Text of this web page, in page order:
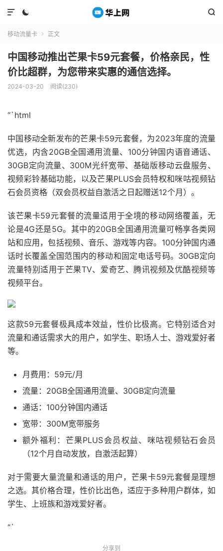
 

移动流量卡  正文
中国移动推出芒果卡59元套餐，价格亲民，性
价比超群，为您带来实惠的通信选择。
2024-03-20 阅读(230)
“`html
中国移动全新发布的芒果卡59元套餐，为2023年度的流量
优选，内含20GB全国通用流量、100分钟国内语音通话、
30GB定向流量、300M光纤宽带、基础版移动云盘服务、
视频彩铃基础功能，以及芒果PLUS会员特权和咪咕视频钻
石会员资格（双会员权益自激活之日起赠送12个月）。
该芒果卡59元套餐的流量适用于全境的移动网络覆盖，无
论是4G还是5G。其中的20GB全国通用流量可畅享各类网
站和应用，包括视频、音乐、游戏等内容。100分钟国内通
话时长覆盖全国范围内的移动和固定电话号码。30GB定向
流量特别适用于芒果TV、爱奇艺、腾讯视频及优酷视频等
视频平台。
这款59元套餐极具成本效益，性价比极高。它特别适合对
流量和通话需求大的用户，如学生、职场人士、游戏爱好者
等。
月费用：59元/月
流量：20GB全国通用流量、30GB定向流量
通话：100分钟国内通话
宽带：300M宽带服务
额外福利：芒果PLUS会员权益、咪咕视频钻石会员
（12个月自动发放，自激活起算）
对于需要大量流量和通话的用户，芒果卡59元套餐是理想
之选。其价格合理，性价比出色，适应于多种用户群体，如
学生、上班族和游戏爱好者。
“`
分享到